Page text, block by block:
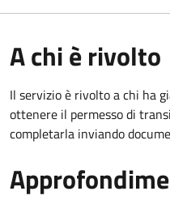
A chi è rivolto
Il servizio è rivolto a chi ha
ottenere il permesso di
completarla inviando